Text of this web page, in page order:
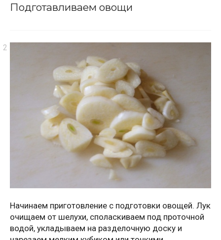
Подготавливаем овощи
Начинаем приготовление с подготовки овощей. Лук
очищаем от шелухи, споласкиваем под проточной
водой, укладываем на разделочную доску и